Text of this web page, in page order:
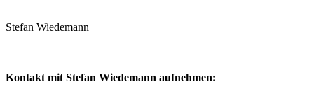
Stefan Wiedemann
Kontakt mit Stefan Wiedemann aufnehmen: